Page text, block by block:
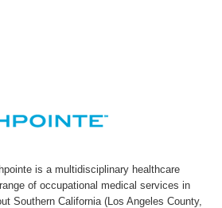
is a multidisciplinary healthcare
of occupational medical services in
Southern California (Los Angeles County,